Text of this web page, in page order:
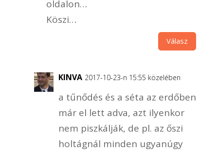
oldalon…
Köszi…
Válasz
KINVA 2017-10-23-n 15:55 közelében
a tűnődés és a séta az erdőben
már el lett adva, azt ilyenkor
nem piszkálják, de pl. az őszi
holtágnál minden ugyanúgy